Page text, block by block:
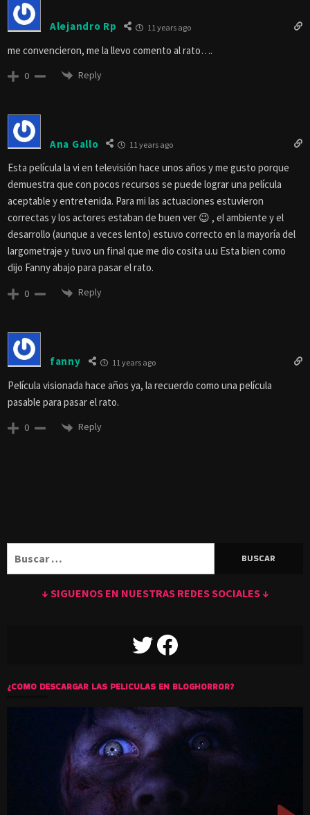
Alejandro Rp 11 years ago
me convencieron, me la llevo comento al rato….
0 Reply
Ana Gallo 11 years ago
Esta película la vi en televisión hace unos años y me gusto porque
demuestra que con pocos recursos se puede lograr una película
aceptable y entretenida. Para mi las actuaciones estuvieron
correctas y los actores estaban de buen ver 😉 , el ambiente y el
desarrollo (aunque a veces lento) estuvo correcto en la mayoría del
largometraje y tuvo un final que me dio cosita u.u Esta bien como
dijo Fanny abajo para pasar el rato.
0 Reply
fanny 11 years ago
Película visionada hace años ya, la recuerdo como una película
pasable para pasar el rato.
0 Reply
↓ SIGUENOS EN NUESTRAS REDES SOCIALES ↓
TWITTERFACEBOOK
¿COMO DESCARGAR LAS PELICULAS EN BLOGHORROR?